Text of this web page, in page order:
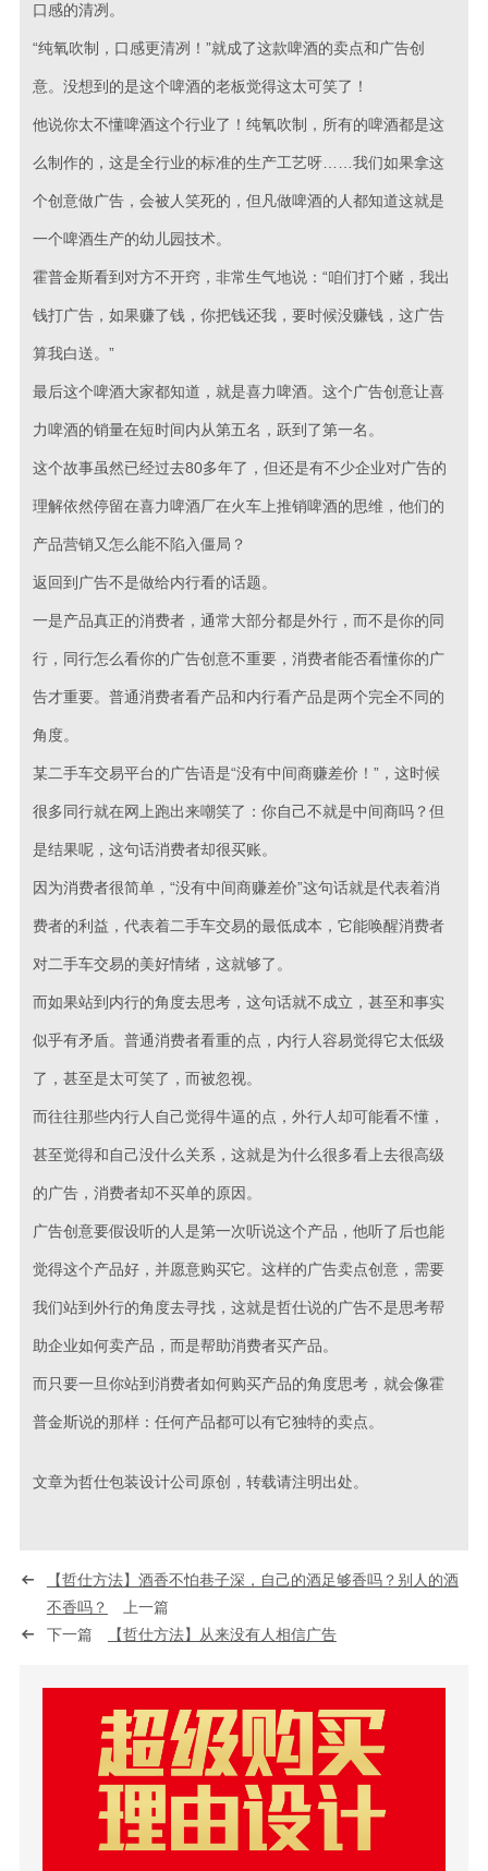
口感的清冽。
“纯氧吹制，口感更清冽！”就成了这款啤酒的卖点和广告创
意。没想到的是这个啤酒的老板觉得这太可笑了！
他说你太不懂啤酒这个行业了！纯氧吹制，所有的啤酒都是这
么制作的，这是全行业的标准的生产工艺呀……我们如果拿这
个创意做广告，会被人笑死的，但凡做啤酒的人都知道这就是
一个啤酒生产的幼儿园技术。
霍普金斯看到对方不开窍，非常生气地说：“咱们打个赌，我出
钱打广告，如果赚了钱，你把钱还我，要时候没赚钱，这广告
算我白送。”
最后这个啤酒大家都知道，就是喜力啤酒。这个广告创意让喜
力啤酒的销量在短时间内从第五名，跃到了第一名。
这个故事虽然已经过去80多年了，但还是有不少企业对广告的
理解依然停留在喜力啤酒厂在火车上推销啤酒的思维，他们的
产品营销又怎么能不陷入僵局？
返回到广告不是做给内行看的话题。
一是产品真正的消费者，通常大部分都是外行，而不是你的同
行，同行怎么看你的广告创意不重要，消费者能否看懂你的广
告才重要。普通消费者看产品和内行看产品是两个完全不同的
角度。
某二手车交易平台的广告语是“没有中间商赚差价！”，这时候
很多同行就在网上跑出来嘲笑了：你自己不就是中间商吗？但
是结果呢，这句话消费者却很买账。
因为消费者很简单，“没有中间商赚差价”这句话就是代表着消
费者的利益，代表着二手车交易的最低成本，它能唤醒消费者
对二手车交易的美好情绪，这就够了。
而如果站到内行的角度去思考，这句话就不成立，甚至和事实
似乎有矛盾。普通消费者看重的点，内行人容易觉得它太低级
了，甚至是太可笑了，而被忽视。
而往往那些内行人自己觉得牛逼的点，外行人却可能看不懂，
甚至觉得和自己没什么关系，这就是为什么很多看上去很高级
的广告，消费者却不买单的原因。
广告创意要假设听的人是第一次听说这个产品，他听了后也能
觉得这个产品好，并愿意购买它。这样的广告卖点创意，需要
我们站到外行的角度去寻找，这就是哲仕说的广告不是思考帮
助企业如何卖产品，而是帮助消费者买产品。
而只要一旦你站到消费者如何购买产品的角度思考，就会像霍
普金斯说的那样：任何产品都可以有它独特的卖点。
文章为哲仕包装设计公司原创，转载请注明出处。
【哲仕方法】酒香不怕巷子深，自己的酒足够香吗？别人的酒
不香吗？
上一篇
下一篇
【哲仕方法】从来没有人相信广告